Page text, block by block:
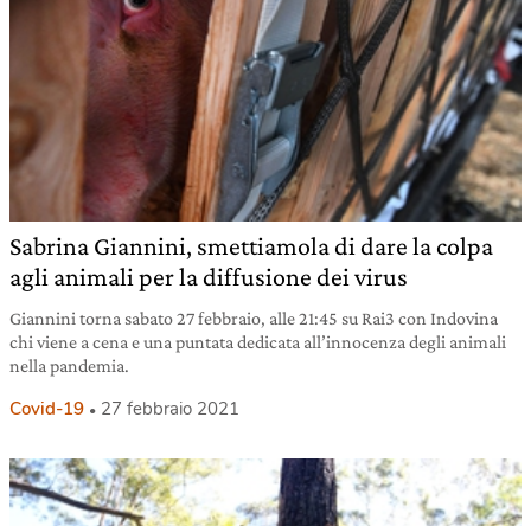
Sabrina Giannini, smettiamola di dare la colpa
agli animali per la diffusione dei virus
Giannini torna sabato 27 febbraio, alle 21:45 su Rai3 con Indovina
chi viene a cena e una puntata dedicata all’innocenza degli animali
nella pandemia.
Covid-19 27 febbraio 2021